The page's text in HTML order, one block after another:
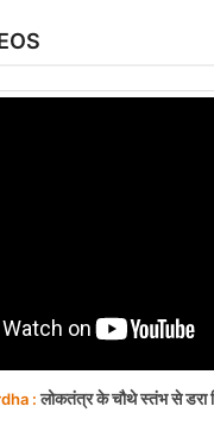
:लोकतंत्र के चौथे स्तंभ से डरा